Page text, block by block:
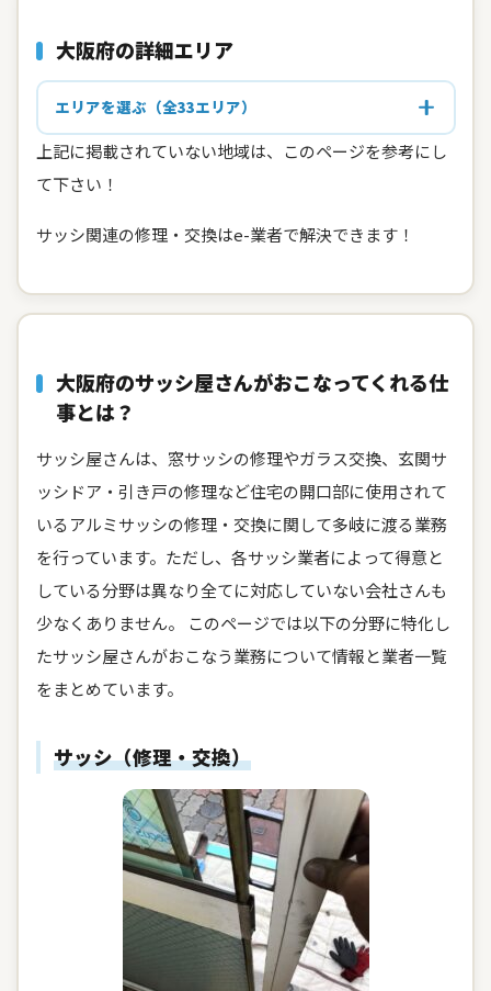
大阪府の詳細エリア
エリアを選ぶ（全33エリア）
上記に掲載されていない地域は、このページを参考にし
て下さい！
サッシ関連の修理・交換はe-業者で解決できます！
大阪府のサッシ屋さんがおこなってくれる仕
事とは？
サッシ屋さんは、窓サッシの修理やガラス交換、玄関サ
ッシドア・引き戸の修理など住宅の開口部に使用されて
いるアルミサッシの修理・交換に関して多岐に渡る業務
を行っています。ただし、各サッシ業者によって得意と
している分野は異なり全てに対応していない会社さんも
少なくありません。 このページでは以下の分野に特化し
たサッシ屋さんがおこなう業務について情報と業者一覧
をまとめています。
サッシ（修理・交換）